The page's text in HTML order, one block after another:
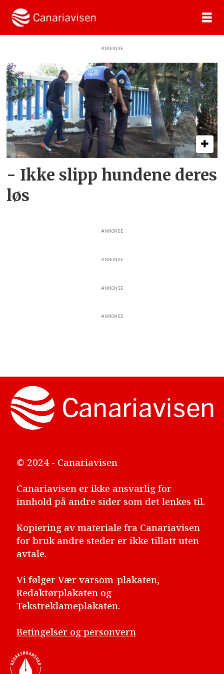
Tag:
hundeforgiftninger
ANNONSE
- Ikke slipp hundene deres
løs
ANNONSE
ANNONSE
ANNONSE
ANNONSE
© 2024 - Canariavisen
Canariavisen er ikke ansvarlig for
innhold på andre sider som det lenkes til.
Kopiering av materiale fra Canariavisen
for bruk andre steder er ikke tillatt uten
avtale.
Vi følgerVær varsom-plakaten,
Redaktørplakaten og
Tekstreklameplakaten.
Betingelser og personvern